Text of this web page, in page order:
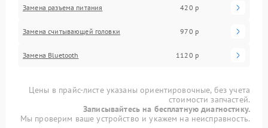
Замена разъема питания 420 р
Замена считывающей головки 970 р
Замена Bluetooth 1120 р
Цены в прайс-листе указаны ориентировочные, без учета
стоимости запчастей.
Записывайтесь на бесплатную диагностику.
Мы проверим ваше устройство и укажем на неисправность.